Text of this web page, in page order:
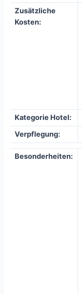
Zusätzliche
Kosten:
Kategorie Hotel:
Verpflegung:
Besonderheiten: